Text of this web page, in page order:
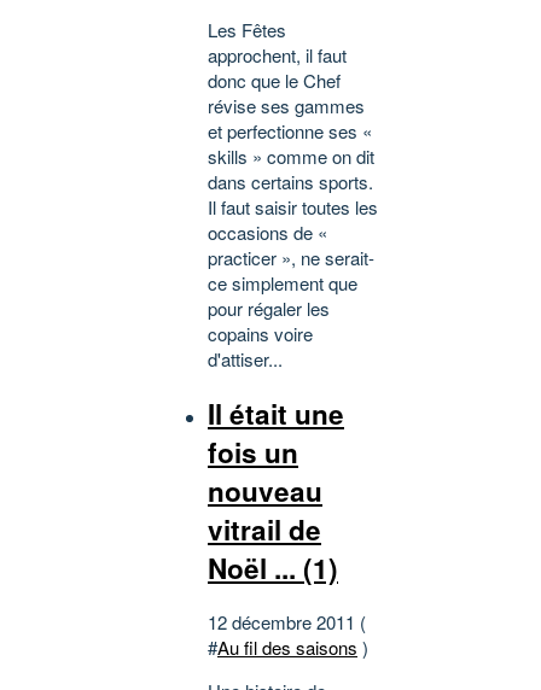
Les Fêtes
approchent, il faut
donc que le Chef
révise ses gammes
et perfectionne ses «
skills » comme on dit
dans certains sports.
Il faut saisir toutes les
occasions de «
practicer », ne serait-
ce simplement que
pour régaler les
copains voire
d'attiser...
Il était une
fois un
nouveau
vitrail de
Noël ... (1)
12 décembre 2011 (
#Au fil des saisons )